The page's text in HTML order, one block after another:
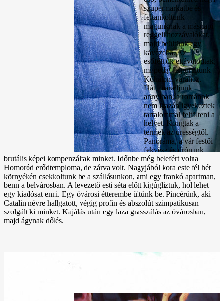
szupermarkatbe és
feltankoltunk
magunknak a másnapi
reggeli hozzávalókat,
majd beültünk egy
kávézóba. Az
esőfelhők eltávolodtak,
mi pedig felgurultunk
Kőhalom várához.
Hát, maradjunk
annyiban, a románok
nem igazán igyekeztek
tartalommal feltölteni a
helyet. Kongtak a
termek az ürességtől.
Panoráma, a vár festői
fekvése és drónunk
brutális képei kompenzáltak minket. Időnbe még belefért volna
Homoród erődtemploma, de zárva volt. Nagyjából kora este fél hét
környékén csekkoltunk be a szállásunkon, ami egy frankó apartman,
benn a belvárosban. A levezető esti séta előtt kigúgliztuk, hol lehet
egy kiadósat enni. Egy óvárosi étterembe ültünk be. Pincérünk, aki
Catalin névre hallgatott, végig profin és abszolút szimpatikusan
szolgált ki minket. Kajálás után egy laza grasszálás az óvárosban,
majd ágynak dőlés.